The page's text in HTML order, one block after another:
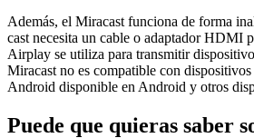
Además, el Miracast funciona de forma
cast necesita un cable o adaptador HDMI
Airplay se utiliza para transmitir
Miracast no es compatible con
Android disponible en Android y otros
Puede que quieras saber